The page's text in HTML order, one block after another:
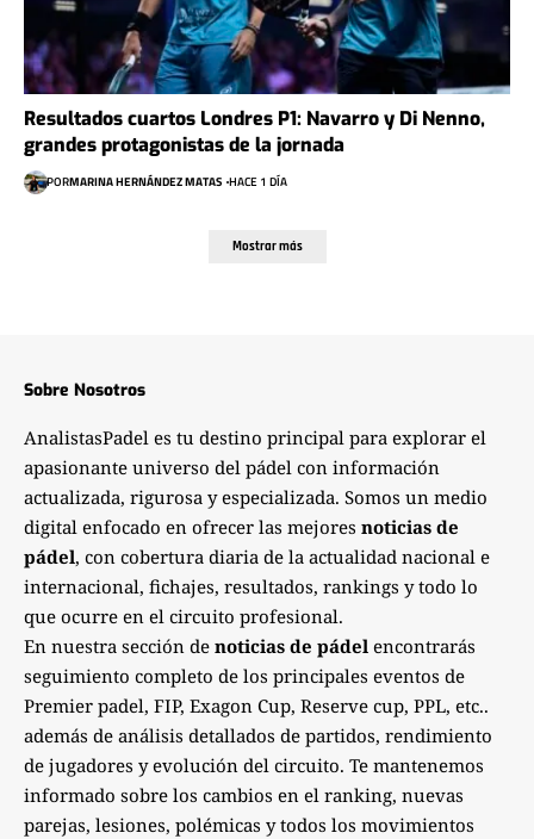
Resultados cuartos Londres P1: Navarro y Di Nenno,
grandes protagonistas de la jornada
PORMARINA HERNÁNDEZ MATAS HACE 1 DÍA
Mostrar más
Sobre Nosotros
AnalistasPadel es tu destino principal para explorar el
apasionante universo del pádel con información
actualizada, rigurosa y especializada. Somos un medio
digital enfocado en ofrecer las mejores noticias de
pádel, con cobertura diaria de la actualidad nacional e
internacional, fichajes, resultados, rankings y todo lo
que ocurre en el circuito profesional.
En nuestra sección de noticias de pádel encontrarás
seguimiento completo de los principales eventos de
Premier padel, FIP, Exagon Cup, Reserve cup, PPL, etc..
además de análisis detallados de partidos, rendimiento
de jugadores y evolución del circuito. Te mantenemos
informado sobre los cambios en el ranking, nuevas
parejas, lesiones, polémicas y todos los movimientos